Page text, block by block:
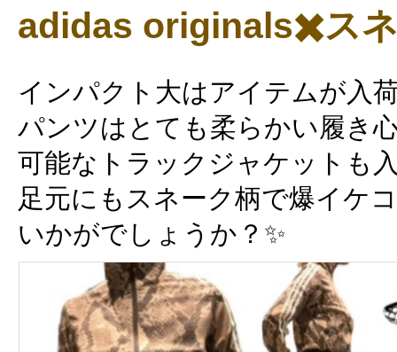
adidas originals✖️ス
インパクト大はアイテムが入
パンツはとても柔らかい履き
可能なトラックジャケットも
足元にもスネーク柄で爆イケ
いかがでしょうか？✨